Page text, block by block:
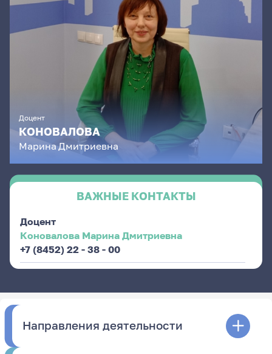
Доцент
КОНОВАЛОВА
МаринаДмитриевна
ВАЖНЫЕ КОНТАКТЫ
Доцент
Коновалова Марина Дмитриевна
+7 (8452) 22 - 38 - 00
Направления деятельности